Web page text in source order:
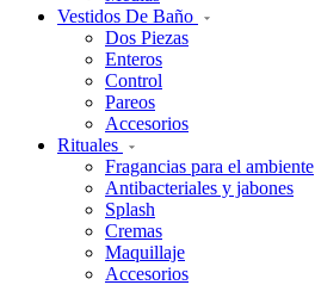
Vestidos De Baño
Dos Piezas
Enteros
Control
Pareos
Accesorios
Rituales
Fragancias para el ambiente
Antibacteriales y jabones
Splash
Cremas
Maquillaje
Accesorios